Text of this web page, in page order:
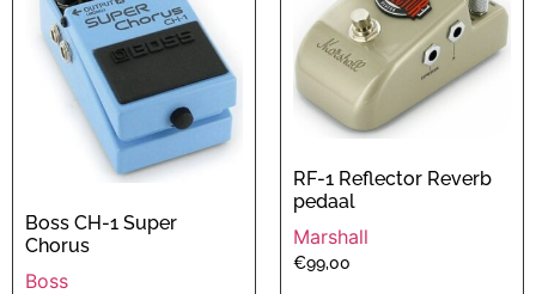
Boss CH-1 Super
Chorus
Boss
RF-1 Reflector Reverb
pedaal
Marshall
€99,00